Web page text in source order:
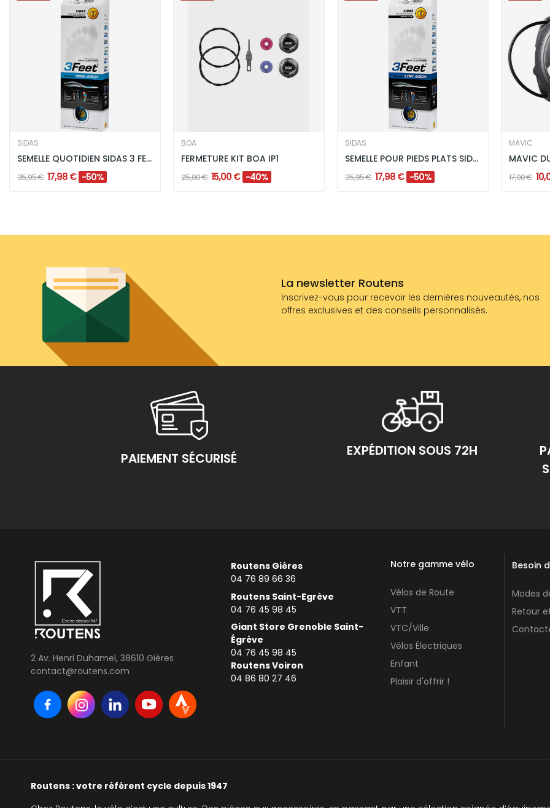
SIDAS
SEMELLE QUOTIDIEN SIDAS 3 FEET HIGH ARCH - BLEU
35,95 € 17,98 € -50%
BOA
FERMETURE KIT BOA IP1
25,00 € 15,00 € -40%
SIDAS
SEMELLE POUR PIEDS PLATS SIDAS 3 FEET LOW ARCH...
35,95 € 17,98 € -50%
MAVIC
MAVIC
17,00 €
La newsletter Routens
Inscrivez-vous pour recevoir les dernières nouveautés, nos
offres exclusives et des conseils personnalisés.
PAIEMENT SÉCURISÉ EXPÉDITION SOUS 72H
2 Av. Henri Duhamel, 38610 Gières
contact@routens.com
Routens Gières
04 76 89 66 36
Routens Saint-Egrève
04 76 45 98 45
Giant Store Grenoble Saint-
Égrève
04 76 45 98 45
Routens Voiron
04 86 80 27 46
Notre gamme vélo
Vélos de Route
VTT
VTC/Ville
Vélos Électriques
Enfant
Plaisir d'offrir !
Besoin
Modes
Retour
Routens : votre référent cycle depuis 1947